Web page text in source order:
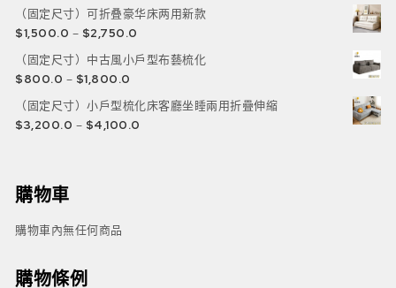
（固定尺寸）可折叠豪华床两用新款
$1,500.0 – $2,750.0
（固定尺寸）中古風小戶型布藝梳化
$800.0 – $1,800.0
（固定尺寸）小戶型梳化床客廳坐睡兩用折疊伸縮
$3,200.0 – $4,100.0
購物車
購物車內無任何商品
購物條例